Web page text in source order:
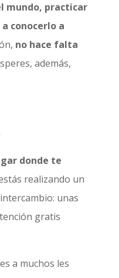
mundo, practicar
conocerlo a
no hace falta
además,
donde te
realizando un
unas
gratis
a muchos les